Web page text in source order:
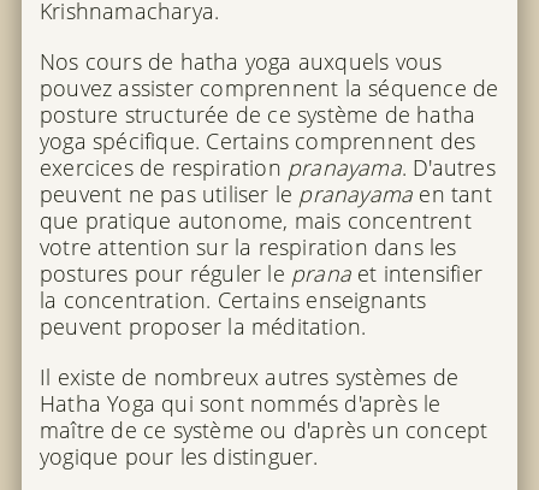
Krishnamacharya.
Nos cours de hatha yoga auxquels vous
pouvez assister comprennent la séquence de
posture structurée de ce système de hatha
yoga spécifique. Certains comprennent des
exercices de respiration pranayama. D'autres
peuvent ne pas utiliser le pranayama en tant
que pratique autonome, mais concentrent
votre attention sur la respiration dans les
postures pour réguler le pranaet intensifier
la concentration. Certains enseignants
peuvent proposer la méditation.
Il existe de nombreux autres systèmes de
Hatha Yoga qui sont nommés d'après le
maître de ce système ou d'après un concept
yogique pour les distinguer.